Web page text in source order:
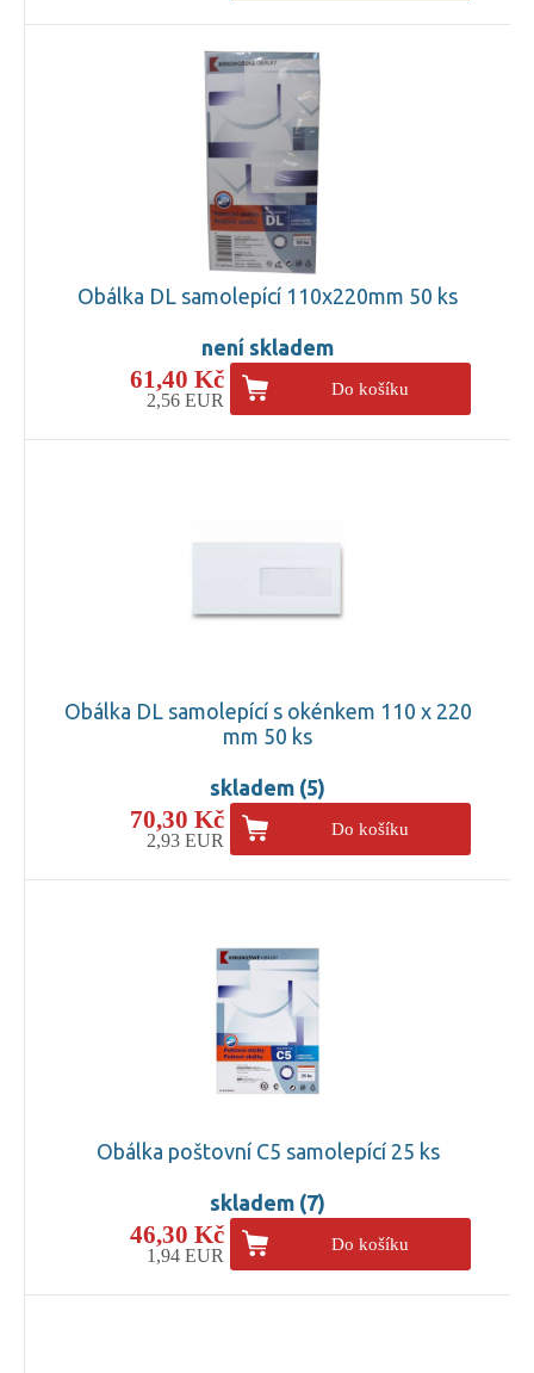
Obálka DL samolepící 110x220mm 50 ks
není skladem
61,40 Kč
2,56 EUR
Do košíku
Obálka DL samolepící s okénkem 110 x 220
mm 50 ks
skladem (5)
70,30 Kč
2,93 EUR
Do košíku
Obálka poštovní C5 samolepící 25 ks
skladem (7)
46,30 Kč
1,94 EUR
Do košíku